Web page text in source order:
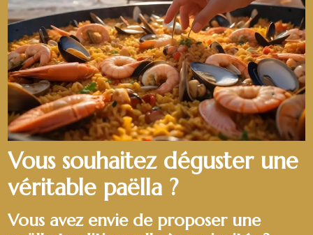
Vous souhaitez déguster une
véritable paëlla ?
Vous avez envie de proposer une